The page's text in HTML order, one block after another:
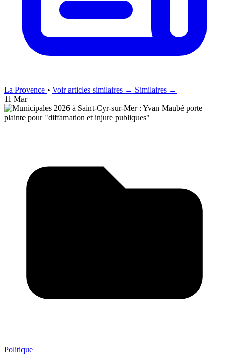
La Provence • Voir articles similaires → Similaires →
11 Mar
Politique